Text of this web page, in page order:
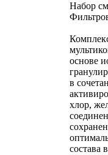
Набор
основе
в
хлор,
состава